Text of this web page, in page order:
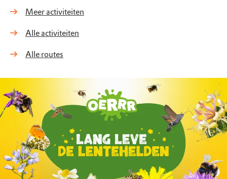
Meer activiteiten
Alle activiteiten
Alle routes